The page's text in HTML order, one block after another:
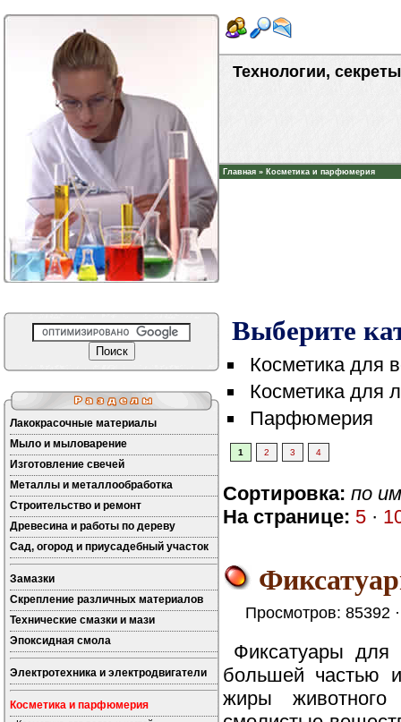
Технологии,
Главная » Косметика и парфюмерия
Лакокрасочные материалы
Мыло и мыловарение
Изготовление свечей
Металлы и металлообработка
Строительство и ремонт
Древесина и работы по дереву
Сад, огород и приусадебный участок
Замазки
Скрепление различных материалов
Технические смазки и мази
Эпоксидная смола
Электротехника и электродвигатели
Косметика и парфюмерия
Выберите
Косметика для
Косметика для
Парфюмерия
1 2 3 4
Сортировка: по
На странице: 5 ·
Просмотров: 85392
Фиксатуары для
большей частью
жиры животного